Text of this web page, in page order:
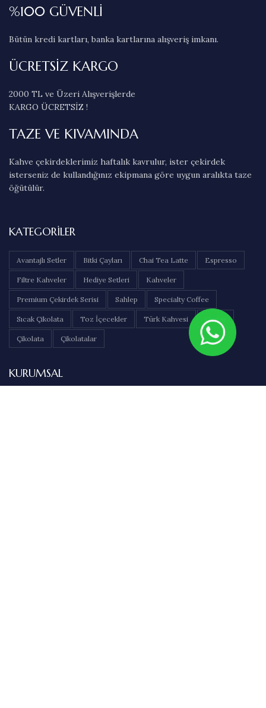
%100 GÜVENLİ
Bütün kredi kartları, banka kartlarına alışveriş imkanı.
ÜCRETSİZ KARGO
2000 TL ve Üzeri Alışverişlerde
KARGO ÜCRETSİZ !
TAZE VE KIVAMINDA
Kahve çekirdeklerimiz haftalık kavrulur, ister çekirdek
isterseniz de kullandığınız ekipmana göre uygun aralıkta taze
öğütülür.
KATEGORILER
Avantajlı Setler Bitki Çayları Chai Tea Latte Espresso
Filtre Kahveler Hediye Setleri Kahveler
Premium Çekirdek Serisi Sahlep Specialty Coffee
Sıcak Çikolata Toz İçecekler Türk Kahvesi Çaylar
Çikolata Çikolatalar
KURUMSAL